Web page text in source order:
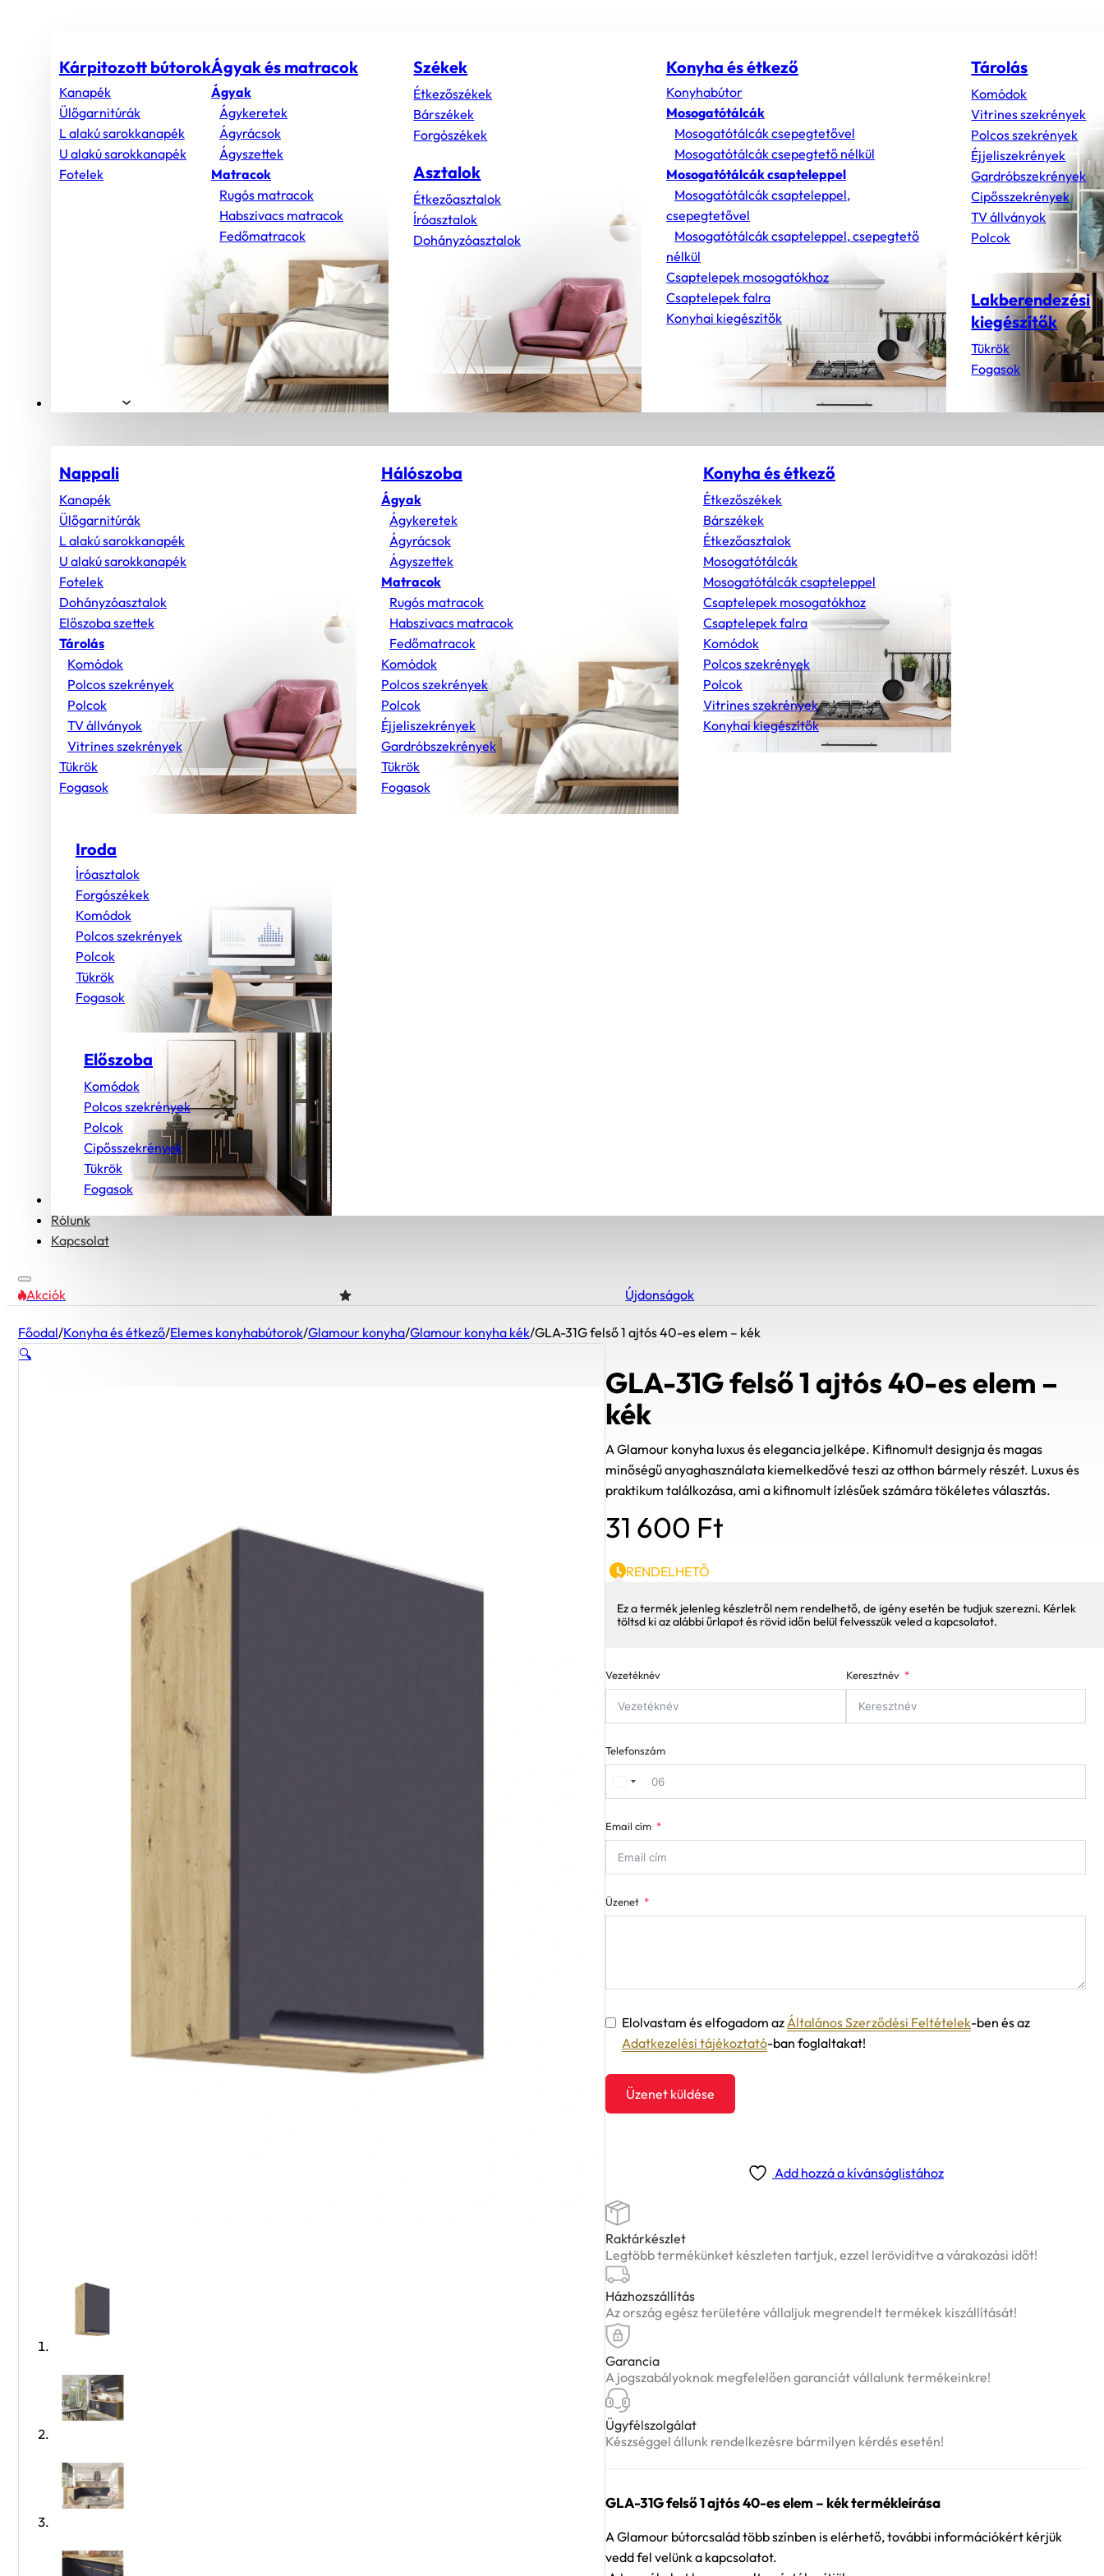
Kárpitozott bútorok
Kanapék
Ülőgarnitúrák
L alakú sarokkanapék
U alakú sarokkanapék
Fotelek
Ágyak és matracok
Ágyak
Ágykeretek
Ágyrácsok
Ágyszettek
Matracok
Rugós matracok
Habszivacs matracok
Fedőmatracok
Székek
Étkezőszékek
Bárszékek
Forgószékek
Asztalok
Étkezőasztalok
Íróasztalok
Dohányzóasztalok
Konyha és étkező
Konyhabútor
Mosogatótálcák
Mosogatótálcák csepegtetővel
Mosogatótálcák csepegtető nélkül
Mosogatótálcák csapteleppel
Mosogatótálcák csapteleppel,
csepegtetővel
Mosogatótálcák csapteleppel, csepegtető
nélkül
Csaptelepek mosogatókhoz
Csaptelepek falra
Konyhai kiegészítők
Tárolás
Komódok
Vitrines szekrények
Polcos szekrények
Éjjeliszekrények
Gardróbszekrények
Cipősszekrények
TV állványok
Polcok
Lakberendezési
kiegészítők
Tükrök
Fogasok
Nappali
Kanapék
Ülőgarnitúrák
L alakú sarokkanapék
U alakú sarokkanapék
Fotelek
Dohányzóasztalok
Előszoba szettek
Tárolás
Komódok
Polcos szekrények
Polcok
TV állványok
Vitrines szekrények
Tükrök
Fogasok
Hálószoba
Ágyak
Ágykeretek
Ágyrácsok
Ágyszettek
Matracok
Rugós matracok
Habszivacs matracok
Fedőmatracok
Komódok
Polcos szekrények
Polcok
Éjjeliszekrények
Gardróbszekrények
Tükrök
Fogasok
Konyha és étkező
Étkezőszékek
Bárszékek
Étkezőasztalok
Mosogatótálcák
Mosogatótálcák csapteleppel
Csaptelepek mosogatókhoz
Csaptelepek falra
Komódok
Polcos szekrények
Polcok
Vitrines szekrények
Konyhai kiegészítők
Iroda
Íróasztalok
Forgószékek
Komódok
Polcos szekrények
Polcok
Tükrök
Fogasok
Előszoba
Komódok
Polcos szekrények
Polcok
Cipősszekrények
Tükrök
Fogasok
Bútorcsaládok
Rólunk
Kapcsolat
Akciók Újdonságok
Főodal/Konyha és étkező/Elemes konyhabútorok/Glamour konyha/Glamour konyha kék/GLA-31G felső 1 ajtós 40-es elem – kék
🔍
GLA-31G felső 1 ajtós 40-es elem –
kék
A Glamour konyha luxus és elegancia jelképe. Kifinomult designja és magas
minőségű anyaghasználata kiemelkedővé teszi az otthon bármely részét. Luxus és
praktikum találkozása, ami a kifinomult ízlésűek számára tökéletes választás.
31 600 Ft
RENDELHETŐ
Ez a termék jelenleg készletről nem rendelhető, de igény esetén be tudjuk szerezni. Kérlek
töltsd ki az alábbi űrlapot és rövid időn belül felvesszük veled a kapcsolatot.
Vezetéknév Keresztnév
Telefonszám
Email cím
Üzenet
Elolvastam és elfogadom az Általános Szerződési Feltételek-ben és az
Adatkezelési tájékoztató-ban foglaltakat!
Üzenet küldése
Add hozzá a kívánságlistához
Raktárkészlet
Legtöbb termékünket készleten tartjuk, ezzel lerövidítve a várakozási időt!
Házhozszállítás
Az ország egész területére vállaljuk megrendelt termékek kiszállítását!
Garancia
A jogszabályoknak megfelelően garanciát vállalunk termékeinkre!
Ügyfélszolgálat
Készséggel állunk rendelkezésre bármilyen kérdés esetén!
GLA-31G felső 1 ajtós 40-es elem – kék termékleírása
A Glamour bútorcsalád több színben is elérhető, további információkért kérjük
vedd fel velünk a kapcsolatot.